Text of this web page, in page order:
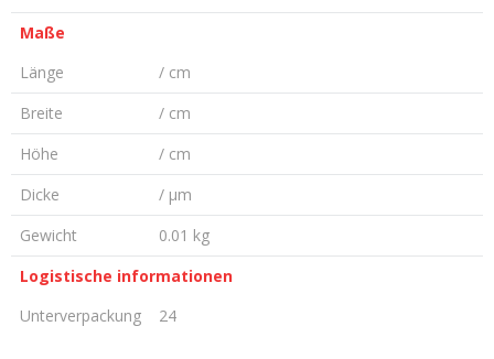
Maße
Länge
/ cm
Breite
/ cm
Höhe
/ cm
Dicke
/ µm
Gewicht
0.01 kg
Logistische informationen
Unterverpackung
24